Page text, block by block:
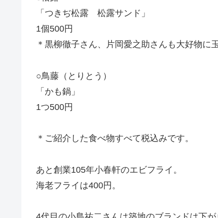
「つきぢ松露 松露サンド」
1個500円
＊黒柳徹子さん、片岡愛之助さんも大好物に
○鳥藤（とりとう）
「かも鍋」
1つ500円
＊ご紹介した食べ物すべて税込みです。
あと創業105年小春軒のエビフライ。
海老フライは400円。